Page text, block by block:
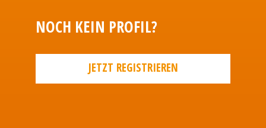
NOCH KEIN PROFIL?
JETZT REGISTRIEREN